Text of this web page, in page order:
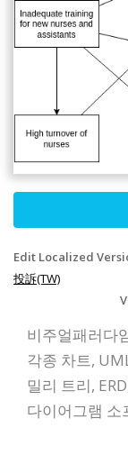
Edit Localized
投訴(TW)
비주얼패러다
각종 차트,
밀리 트리,
다이어그램 소